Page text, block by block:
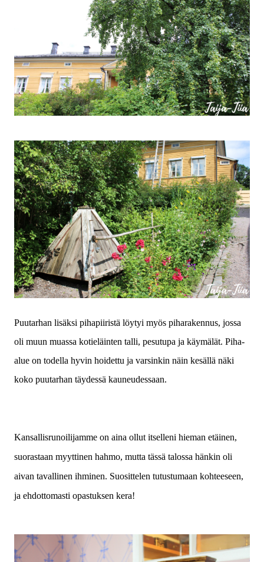
Puutarhan lisäksi pihapiiristä löytyi myös piharakennus, jossa
oli muun muassa kotieläinten talli, pesutupa ja käymälät. Piha-
alue on todella hyvin hoidettu ja varsinkin näin kesällä näki
koko puutarhan täydessä kauneudessaan.
Kansallisrunoilijamme on aina ollut itselleni hieman etäinen,
suorastaan myyttinen hahmo, mutta tässä talossa hänkin oli
aivan tavallinen ihminen. Suosittelen tutustumaan kohteeseen,
ja ehdottomasti opastuksen kera!